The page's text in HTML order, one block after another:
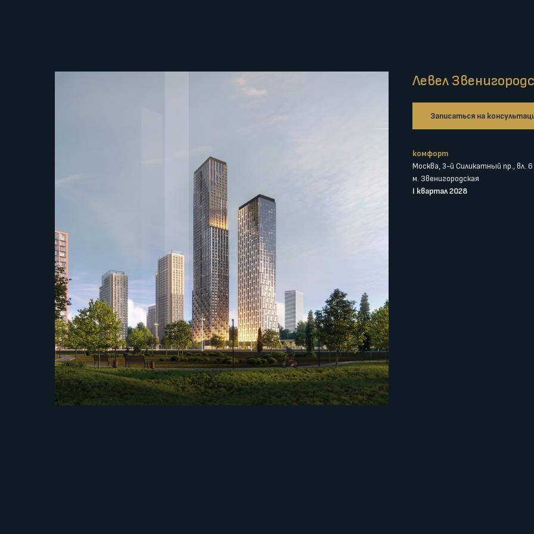
Левел
Записаться на
комфорт
Москва, 3-й Силикатный пр., вл. 6
м. Звенигородская
I квартал 2028